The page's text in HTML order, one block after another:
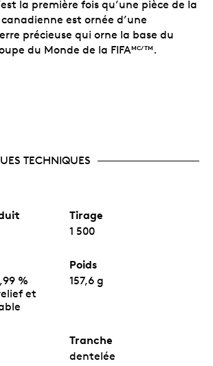
son authenticité.
la première fois qu’une pièce de la
est ornée d’une
précieuse qui orne la base du
du Monde de la FIFAMC/TM .
TECHNIQUES
Tirage
1 500
%
et
Poids
157,6 g
Tranche
dentelée